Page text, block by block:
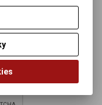
Registrovať